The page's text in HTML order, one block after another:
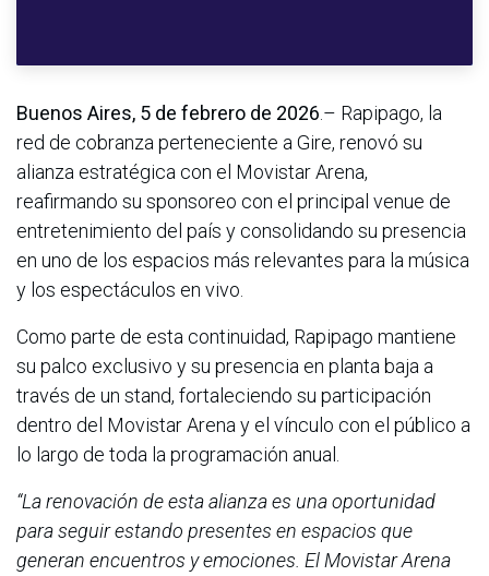
Buenos Aires, 5 de febrero de 2026 .– Rapipago, la
red de cobranza perteneciente a Gire, renovó su
alianza estratégica con el Movistar Arena,
reafirmando su sponsoreo con el principal venue de
entretenimiento del país y consolidando su presencia
en uno de los espacios más relevantes para la música
y los espectáculos en vivo.
Como parte de esta continuidad, Rapipago mantiene
su palco exclusivo y su presencia en planta baja a
través de un stand, fortaleciendo su participación
dentro del Movistar Arena y el vínculo con el público a
lo largo de toda la programación anual.
“La renovación de esta alianza es una oportunidad
para seguir estando presentes en espacios que
generan encuentros y emociones. El Movistar Arena